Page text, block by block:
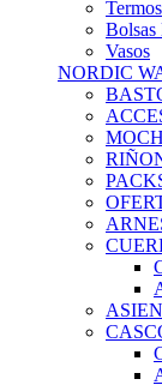
Termos
Bolsas
Vasos
NORDIC